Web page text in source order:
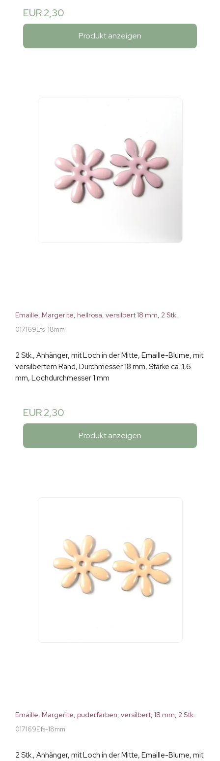
EUR 2,30
Produkt anzeigen
Emaille, Margerite, hellrosa, versilbert 18 mm, 2 Stk.
017169Lfs-18mm
2 Stk., Anhänger, mit Loch in der Mitte, Emaille-Blume, mit
versilbertem Rand, Durchmesser 18 mm, Stärke ca. 1,6
mm, Lochdurchmesser 1 mm
EUR 2,30
Produkt anzeigen
Emaille, Margerite, puderfarben, versilbert, 18 mm, 2 Stk.
017169Efs-18mm
2 Stk., Anhänger, mit Loch in der Mitte, Emaille-Blume, mit